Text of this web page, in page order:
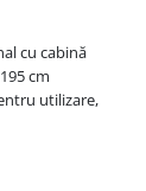
cu cabină
cm
utilizare,